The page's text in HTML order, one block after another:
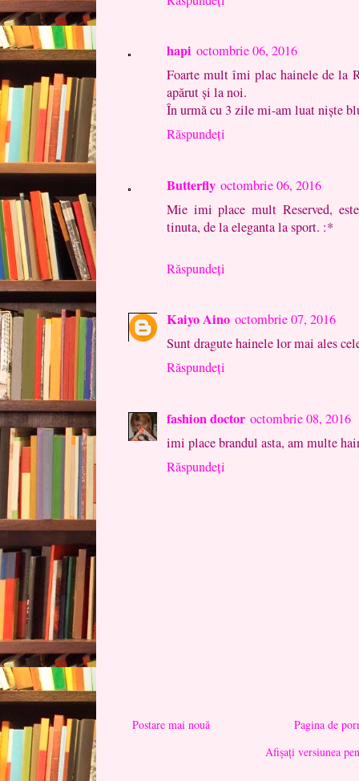
hapi octombrie 06, 2016
Foarte mult îmi plac hainele de la
apărut și la noi.
În urmă cu 3 zile mi-am luat niște
Răspundeți
Butterfly octombrie 06, 2016
Mie imi place mult Reserved,
tinuta, de la eleganta la sport. :*
Răspundeți
Kaiyo Aino octombrie 07, 2016
Sunt dragute hainele lor mai ales
Răspundeți
fashion doctor octombrie 08, 2016
imi place brandul asta, am multe
Răspundeți
Postare mai nouă
Pagina de
Afișați versiunea